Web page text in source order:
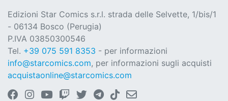
Edizioni Star Comics s.r.l. strada delle Selvette, 1/bis/1
- 06134 Bosco (Perugia)
P.IVA 03850300546
Tel. +39 075 591 8353 - per informazioni
info@starcomics.com, per informazioni sugli acquisti
acquistaonline@starcomics.com